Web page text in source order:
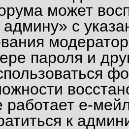
может
с
пароля и
работает е-
к